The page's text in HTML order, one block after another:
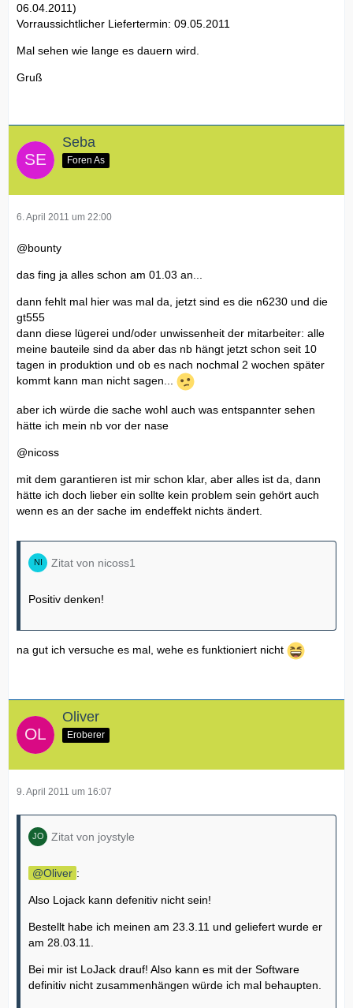
06.04.2011)
Vorraussichtlicher Liefertermin: 09.05.2011
Mal sehen wie lange es dauern wird.
Gruß
Seba
Foren As
6. April 2011 um 22:00
@bounty
das fing ja alles schon am 01.03 an...
dann fehlt mal hier was mal da, jetzt sind es die n6230 und die
gt555
dann diese lügerei und/oder unwissenheit der mitarbeiter: alle
meine bauteile sind da aber das nb hängt jetzt schon seit 10
tagen in produktion und ob es nach nochmal 2 wochen später
kommt kann man nicht sagen...
aber ich würde die sache wohl auch was entspannter sehen
hätte ich mein nb vor der nase
@nicoss
mit dem garantieren ist mir schon klar, aber alles ist da, dann
hätte ich doch lieber ein sollte kein problem sein gehört auch
wenn es an der sache im endeffekt nichts ändert.
Zitat von nicoss1
Positiv denken!
na gut ich versuche es mal, wehe es funktioniert nicht
Oliver
Eroberer
9. April 2011 um 16:07
Zitat von joystyle
Oliver :
Also Lojack kann defenitiv nicht sein!
Bestellt habe ich meinen am 23.3.11 und geliefert wurde er
am 28.03.11.
Bei mir ist LoJack drauf! Also kann es mit der Software
definitiv nicht zusammenhängen würde ich mal behaupten.